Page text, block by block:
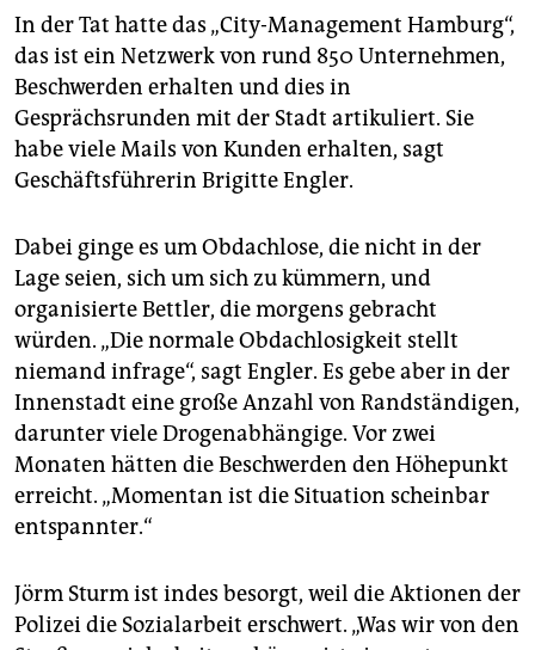
In der Tat hatte das „City-Management Hamburg“,
das ist ein Netzwerk von rund 850 Unternehmen,
Beschwerden erhalten und dies in
Gesprächsrunden mit der Stadt artikuliert. Sie
habe viele Mails von Kunden erhalten, sagt
Geschäftsführerin Brigitte Engler.
Dabei ginge es um Obdachlose, die nicht in der
Lage seien, sich um sich zu kümmern, und
organisierte Bettler, die morgens gebracht
würden. „Die normale Obdachlosigkeit stellt
niemand infrage“, sagt Engler. Es gebe aber in der
Innenstadt eine große Anzahl von Randständigen,
darunter viele Drogenabhängige. Vor zwei
Monaten hätten die Beschwerden den Höhepunkt
erreicht. „Momentan ist die Situation scheinbar
entspannter.“
Jörm Sturm ist indes besorgt, weil die Aktionen der
Polizei die Sozialarbeit erschwert. „Was wir von den